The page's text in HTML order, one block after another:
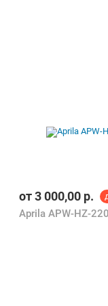
от3 000,00 р.
Aprila APW-HZ-